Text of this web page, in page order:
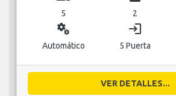
5 2
miscellaneous_services
Automático
login
5 Puerta
VER DETALLES...